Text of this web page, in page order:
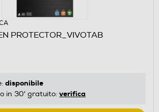
PROTECTOR_VIVOTAB
disponibile
in 30' gratuito: verifica